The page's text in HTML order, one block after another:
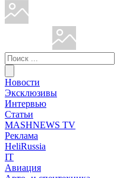
Новости
Эксклюзивы
Интервью
Статьи
MASHNEWS TV
Реклама
HeliRussia
IT
Авиация